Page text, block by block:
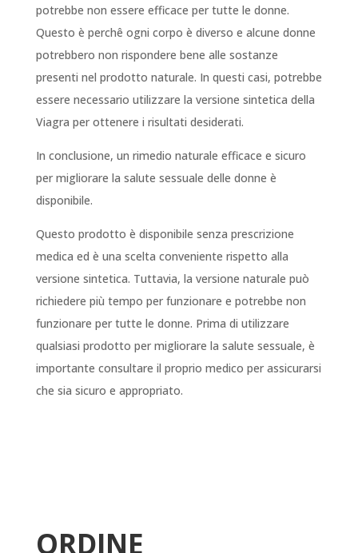
potrebbe non essere efficace per tutte le donne.
Questo è perchê ogni corpo è diverso e alcune donne
potrebbero non rispondere bene alle sostanze
presenti nel prodotto naturale. In questi casi, potrebbe
essere necessario utilizzare la versione sintetica della
Viagra per ottenere i risultati desiderati.
In conclusione, un rimedio naturale efficace e sicuro
per migliorare la salute sessuale delle donne è
disponibile.
Questo prodotto è disponibile senza prescrizione
medica ed è una scelta conveniente rispetto alla
versione sintetica. Tuttavia, la versione naturale può
richiedere più tempo per funzionare e potrebbe non
funzionare per tutte le donne. Prima di utilizzare
qualsiasi prodotto per migliorare la salute sessuale, è
importante consultare il proprio medico per assicurarsi
che sia sicuro e appropriato.
ORDINE